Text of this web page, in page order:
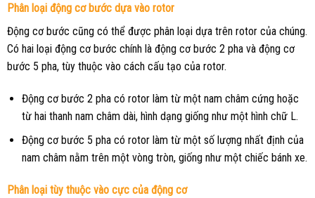
Phân loại động cơ bước dựa vào rotor
Động cơ bước cũng có thể được phân loại dựa trên rotor của chúng.
Có hai loại động cơ bước chính là động cơ bước 2 pha và động cơ
bước 5 pha, tùy thuộc vào cách cấu tạo của rotor.
Động cơ bước 2 pha có rotor làm từ một nam châm cứng hoặc
từ hai thanh nam châm dài, hình dạng giống như một hình chữ L.
Động cơ bước 5 pha có rotor làm từ một số lượng nhất định của
nam châm nằm trên một vòng tròn, giống như một chiếc bánh xe.
Phân loại tùy thuộc vào cực của động cơ